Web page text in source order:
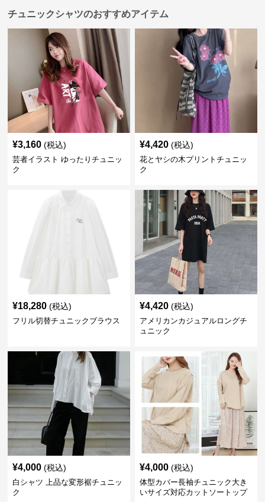
チュニックシャツのおすすめアイテム
¥3,160 (税込)
芸者イラスト ゆったりチュニッ
ク
¥4,420 (税込)
花とヤシの木プリントチュニッ
ク
¥18,280 (税込)
フリル切替チュニックブラウス
¥4,420 (税込)
アメリカンカジュアルロングチ
ュニック
¥4,000 (税込)
白シャツ 上品な変形裾チュニッ
ク
¥4,000 (税込)
体型カバー長袖チュニック大き
いサイズ対応カットソートップ